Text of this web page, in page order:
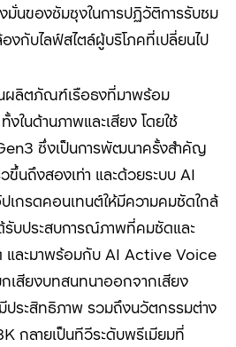
มั่นของซัมซุงในการปฏิวัติการรับชม
งกับไลฟ์สไตล์ผู้บริโภคที่เปลี่ยนไป
ผลิตภัณฑ์เรือธงที่มาพร้อม
งในด้านภาพและเสียง โดยใช้
ซึ่งเป็นการพัฒนาครั้งสำคัญ
ขึ้นถึงสองเท่า และด้วยระบบ AI
เกรดคอนเทนต์ให้มีความคมชัดใกล้
รับประสบการณ์ภาพที่คมชัดและ
และมาพร้อมกับ AI Active Voice
เสียงบทสนทนาออกจากเสียง
ประสิทธิภาพ รวมถึงนวัตกรรมต่าง
กลายเป็นทีวีระดับพรีเมียมที่